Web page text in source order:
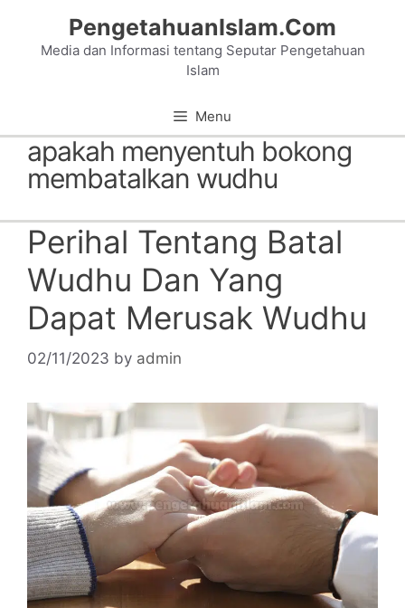
content
PengetahuanIslam.Com
Media dan Informasi tentang Seputar Pengetahuan
Islam
Menu
apakah menyentuh bokong
membatalkan wudhu
Perihal Tentang Batal
Wudhu Dan Yang
Dapat Merusak Wudhu
02/11/2023 by admin